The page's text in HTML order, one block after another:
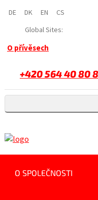
DE DK EN
CS
Global Sites:
O přívěsech
+420 564 40 80
O SPOLEČNOSTI